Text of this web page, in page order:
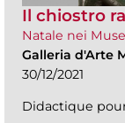
Il chiostro
Natale nei
Galleria d'Arte
30/12/2021
Didactique